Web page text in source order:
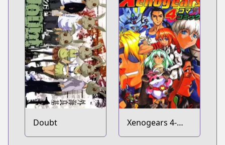
Doubt
Xenogears 4-
koma Comic